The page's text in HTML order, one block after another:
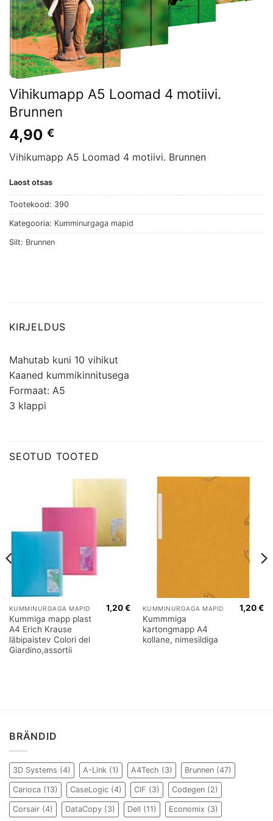
Vihikumapp A5 Loomad 4 motiivi.
Brunnen
4,90 €
Vihikumapp A5 Loomad 4 motiivi. Brunnen
Laost otsas
Tootekood: 390
Kategooria: Kumminurgaga mapid
Silt: Brunnen
KIRJELDUS
Mahutab kuni 10 vihikut
Kaaned kummikinnitusega
Formaat: A5
3 klappi
SEOTUD TOOTED
KUMMINURGAGA MAPID
Kummiga mapp plast
A4 Erich Krause
läbipaistev Colori del
Giardino,assortii
1,20€ KUMMINURGAGA MAPID
Kummmiga
kartongmapp A4
kollane, nimesildiga
1,20€
BRÄNDID
3D Systems (4) A-Link (1) A4Tech (3) Brunnen (47)
Carioca (13) CaseLogic (4) CIF (3) Codegen (2)
Corsair (4) DataCopy (3) Dell (11) Economix (3)